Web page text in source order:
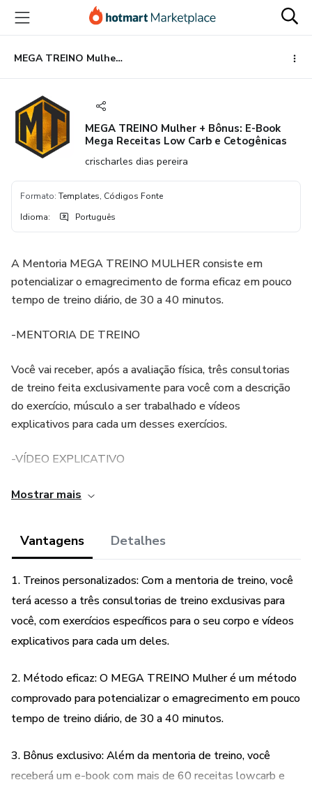
para
conteúdo
principal
para
pagamento
para
rodapé
MEGA TREINO Mulher + Bônus: E-Book Mega Receitas Low Carb e Cetogênicas
MEGA TREINO Mulher + Bônus: E-Book
Mega Receitas Low Carb e Cetogênicas
crischarles dias pereira
Formato: Templates, Códigos Fonte
Idioma: Português
A Mentoria MEGA TREINO MULHER consiste em
potencializar o emagrecimento de forma eficaz em pouco
tempo de treino diário, de 30 a 40 minutos.
-MENTORIA DE TREINO
Você vai receber, após a avaliação física, três consultorias
de treino feita exclusivamente para você com a descrição
do exercício, músculo a ser trabalhado e vídeos
explicativos para cada um desses exercícios.
-VÍDEO EXPLICATIVO
Você vai receber um vídeo explicativo pra te mostrar como
-PASSO A PASSO
Você também vai receber um passo a passo de como
executar as orientações da consultoria de treino para que
você consiga se planejar e maximizar seus resultados;
Mais de 60 receitas lowcarb e cetogênicas para te ajudar a
encontrar receitinhas saudáveis, fáceis de fazer, com
ingredientes simples.
Mostrar mais
Vantagens Detalhes
1. Treinos personalizados: Com a mentoria de treino, você
terá acesso a três consultorias de treino exclusivas para
você, com exercícios específicos para o seu corpo e vídeos
explicativos para cada um deles.
2. Método eficaz: O MEGA TREINO Mulher é um método
comprovado para potencializar o emagrecimento em pouco
tempo de treino diário, de 30 a 40 minutos.
3. Bônus exclusivo: Além da mentoria de treino, você
receberá um e-book com mais de 60 receitas lowcarb e